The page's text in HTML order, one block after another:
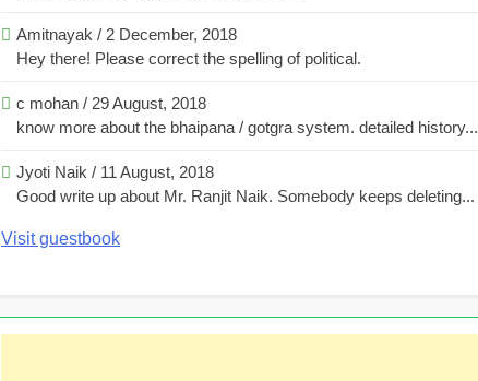
Amitnayak / 2 December, 2018
Hey there! Please correct the spelling of political.
c mohan / 29 August, 2018
know more about the bhaipana / gotgra system. detailed history...
Jyoti Naik / 11 August, 2018
Good write up about Mr. Ranjit Naik. Somebody keeps deleting...
Visit guestbook